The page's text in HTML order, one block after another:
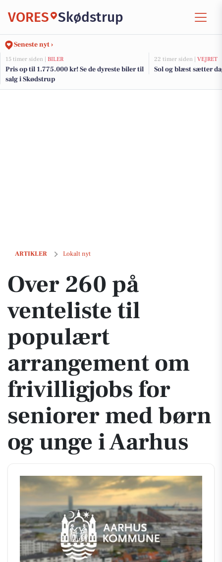
VORES Skødstrup
Seneste nyt ›
15 timer siden | BILER
Pris op til 1.775.000 kr! Se de dyreste biler til
salg i Skødstrup
22 timer siden | VEJRET
Sol og blæst sætter
ARTIKLER Lokalt nyt
Over 260 på venteliste til populært arrangement om frivilligjobs for
Over 260 på
venteliste til
populært
arrangement om
frivilligjobs for
seniorer med børn
og unge i Aarhus